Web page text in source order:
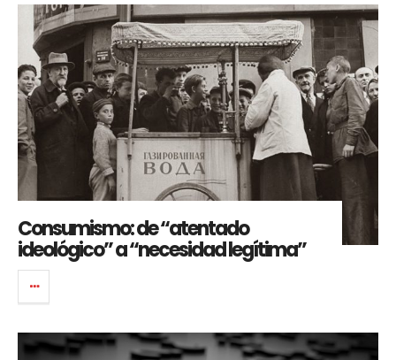
Consumismo: de “atentado
ideológico” a “necesidad legítima”